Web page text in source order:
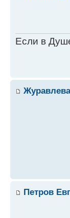
Если в
Петров